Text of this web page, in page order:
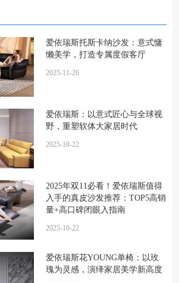
爱依瑞斯托斯卡纳沙发：意式慵
懒美学，打造专属度假客厅
2025-11-26
爱依瑞斯：以意式匠心与全球视
野，重塑软体大家居时代
2025-10-22
2025年双11必看！爱依瑞斯值得
入手的真皮沙发推荐：TOP5高销
量+高口碑闭眼入指南
2025-10-22
爱依瑞斯花YOUNG单椅：以玫
瑰为灵感，演绎家居美学新高度